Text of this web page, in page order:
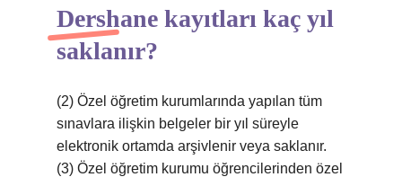
Dershane kayıtları kaç yıl
saklanır?
(2) Özel öğretim kurumlarında yapılan tüm
sınavlara ilişkin belgeler bir yıl süreyle
elektronik ortamda arşivlenir veya saklanır.
(3) Özel öğretim kurumu öğrencilerinden özel